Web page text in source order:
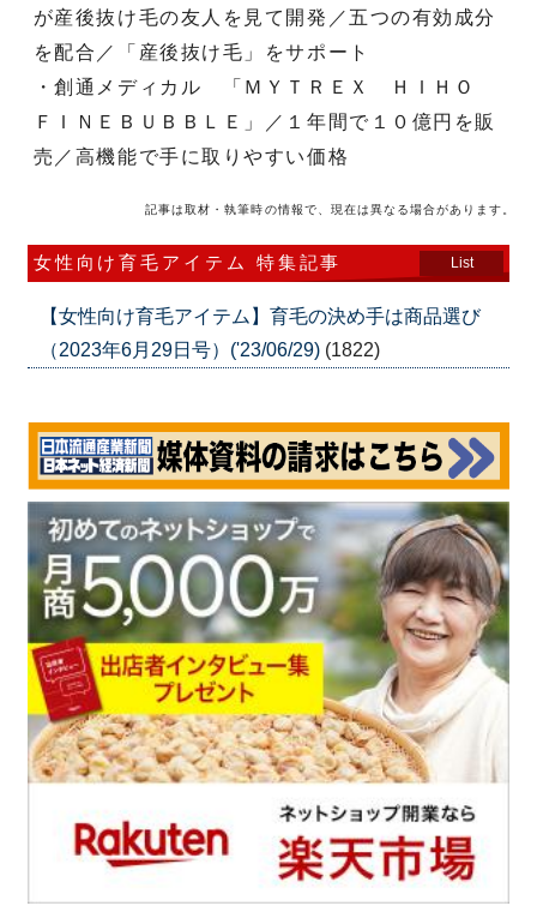
が産後抜け毛の友人を見て開発／五つの有効成分
を配合／「産後抜け毛」をサポート
・創通メディカル 「ＭＹＴＲＥＸ ＨＩＨＯ
ＦＩＮＥＢＵＢＢＬＥ」／１年間で１０億円を販
売／高機能で手に取りやすい価格
記事は取材・執筆時の情報で、現在は異なる場合があります。
女性向け育毛アイテム 特集記事 List
【女性向け育毛アイテム】育毛の決め手は商品選び
（2023年6月29日号）('23/06/29) (1822)